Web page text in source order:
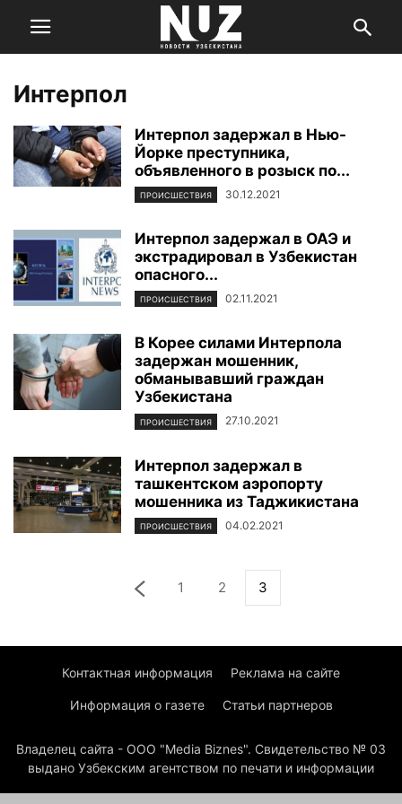
Интерпол
Интерпол задержал в Нью-
Йорке преступника,
объявленного в розыск по...
ПРОИСШЕСТВИЯ 30.12.2021
Интерпол задержал в ОАЭ и
экстрадировал в Узбекистан
опасного...
ПРОИСШЕСТВИЯ 02.11.2021
В Корее силами Интерпола
задержан мошенник,
обманывавший граждан
Узбекистана
ПРОИСШЕСТВИЯ 27.10.2021
Интерпол задержал в
ташкентском аэропорту
мошенника из Таджикистана
ПРОИСШЕСТВИЯ 04.02.2021
1 2 3
Контактная информация Реклама на сайте
Информация о газете Статьи партнеров
Владелец сайта - ООО "Media Biznes". Свидетельство № 03
выдано Узбекским агентством по печати и информации